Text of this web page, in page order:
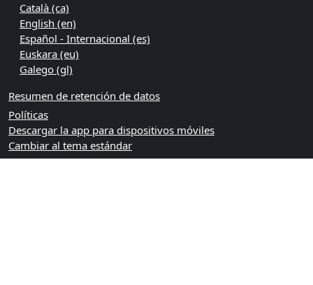
Català ‎(ca)‎
English ‎(en)‎
Español - Internacional ‎(es)‎
Euskara ‎(eu)‎
Galego ‎(gl)‎
Resumen de retención de datos
Políticas
Descargar la app para dispositivos móviles
Cambiar al tema estándar